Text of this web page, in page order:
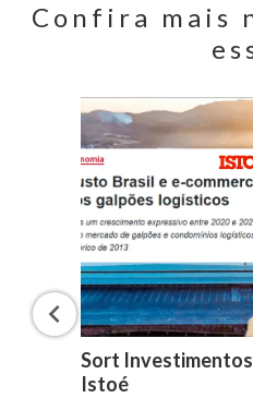
Confira mais
Sort
Istoé